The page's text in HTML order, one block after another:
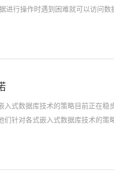
进行操作时遇到困难就可以访
数据库技术的策略目前正在稳
对各式嵌入式数据库技术的策